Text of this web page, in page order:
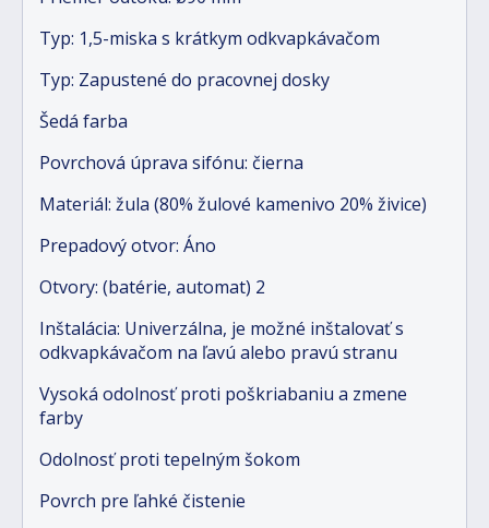
Typ: 1,5-miska s krátkym odkvapkávačom
Typ: Zapustené do pracovnej dosky
Šedá farba
Povrchová úprava sifónu: čierna
Materiál: žula (80% žulové kamenivo 20% živice)
Prepadový otvor: Áno
Otvory: (batérie, automat) 2
Inštalácia: Univerzálna, je možné inštalovať s
odkvapkávačom na ľavú alebo pravú stranu
Vysoká odolnosť proti poškriabaniu a zmene
farby
Odolnosť proti tepelným šokom
Povrch pre ľahké čistenie